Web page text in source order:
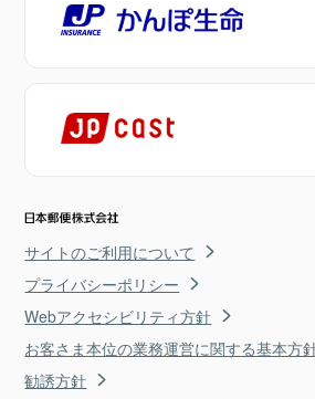
サイトのご利用について
プライバシーポリシー
Webアクセシビリティ方針
お客さま本位の業務運営に関する基本方
勧誘方針